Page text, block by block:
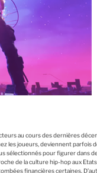
au cours des dernières
les joueurs, deviennent parfois
sélectionnés pour figurer dans
de la culture hip-hop aux
financières certaines.